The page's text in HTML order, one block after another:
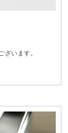
ざいます。